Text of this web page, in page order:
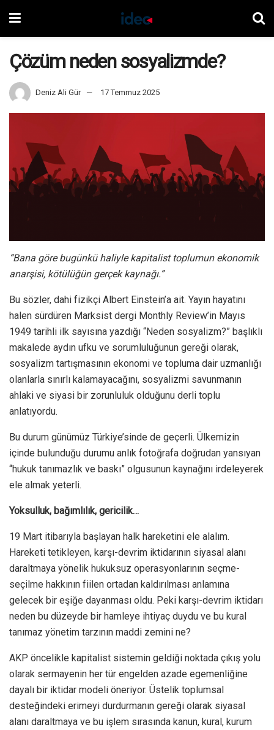
Çözüm neden sosyalizmde?
Deniz Ali Gür 17 Temmuz 2025
“Bana göre bugünkü haliyle kapitalist toplumun ekonomik
anarşisi, kötülüğün gerçek kaynağı.”
Bu sözler, dahi fizikçi Albert Einstein’a ait. Yayın hayatını
halen sürdüren Marksist dergi Monthly Review’in Mayıs
1949 tarihli ilk sayısına yazdığı “Neden sosyalizm?” başlıklı
makalede aydın ufku ve sorumluluğunun gereği olarak,
sosyalizm tartışmasının ekonomi ve topluma dair uzmanlığı
olanlarla sınırlı kalamayacağını, sosyalizmi savunmanın
ahlaki ve siyasi bir zorunluluk olduğunu derli toplu
anlatıyordu.
Bu durum günümüz Türkiye’sinde de geçerli. Ülkemizin
içinde bulunduğu durumu anlık fotoğrafa doğrudan yansıyan
“hukuk tanımazlık ve baskı” olgusunun kaynağını irdeleyerek
ele almak yeterli.
Yoksulluk, bağımlılık, gericilik…
19 Mart itibarıyla başlayan halk hareketini ele alalım.
Hareketi tetikleyen, karşı-devrim iktidarının siyasal alanı
daraltmaya yönelik hukuksuz operasyonlarının seçme-
seçilme hakkının fiilen ortadan kaldırılması anlamına
gelecek bir eşiğe dayanması oldu. Peki karşı-devrim iktidarı
neden bu düzeyde bir hamleye ihtiyaç duydu ve bu kural
tanımaz yönetim tarzının maddi zemini ne?
AKP öncelikle kapitalist sistemin geldiği noktada çıkış yolu
olarak sermayenin her tür engelden azade egemenliğine
dayalı bir iktidar modeli öneriyor. Üstelik toplumsal
desteğindeki erimeyi durdurmanın gereği olarak siyasal
alanı daraltmaya ve bu işlem sırasında kanun, kural, kurum